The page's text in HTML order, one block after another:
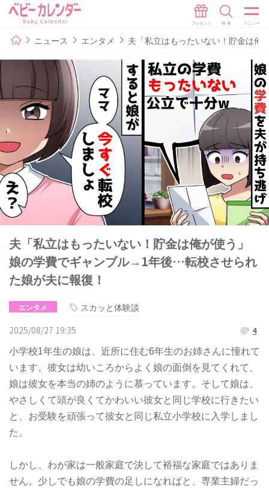
ニュース エンタメ 夫「私立はもったいない！貯金は
夫「私立はもったいない！貯金は俺が使う」
娘の学費でギャンブル→1年後…転校させられ
た娘が夫に報復！
エンタメ
スカッと体験談
2025/08/27 19:35
4
小学校1年生の娘は、近所に住む6年生のお姉さんに憧れて
います。彼女は幼いころからよく娘の面倒を見てくれて、
娘は彼女を本当の姉のように慕っています。そして娘は、
やさしくて頭が良くてかわいい彼女と同じ学校に行きたい
と、お受験を頑張って彼女と同じ私立小学校に入学しまし
た。
しかし、わが家は一般家庭で決して裕福な家庭ではありま
せん。少しでも娘の学費の足しになればと、専業主婦だっ